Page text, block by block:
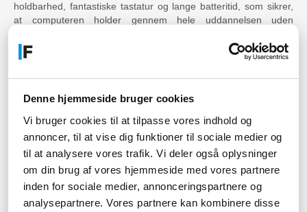
Denne hjemmeside bruger cookies
Vi bruger cookies til at tilpasse vores indhold og
annoncer, til at vise dig funktioner til sociale medier og
til at analysere vores trafik. Vi deler også oplysninger
om din brug af vores hjemmeside med vores partnere
inden for sociale medier, annonceringspartnere og
analysepartnere. Vores partnere kan kombinere disse
holdbarhed, fantastiske tastatur og lange batteritid, som sikrer,
at computeren holder gennem hele uddannelsen uden
Hvad er forskellen på ThinkPad og
ThinkBook?
Den primære forskel er målgruppen. ThinkPad er bygget til store
virksomheder og krævende brugere med fokus på ekstrem
holdbarhed (MIL-SPEC) og avancerede sikkerhedsfunktioner.
ThinkBook er designet til mindre virksomheder og kombinerer
ThinkPad-pålidelighed med et mere moderne, sølvfarvet design
til en lavere pris.
Hvor kan jeg købe Lenovo ThinkPad?